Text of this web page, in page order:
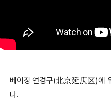
베이징 연경구(北京延庆区)에
다.